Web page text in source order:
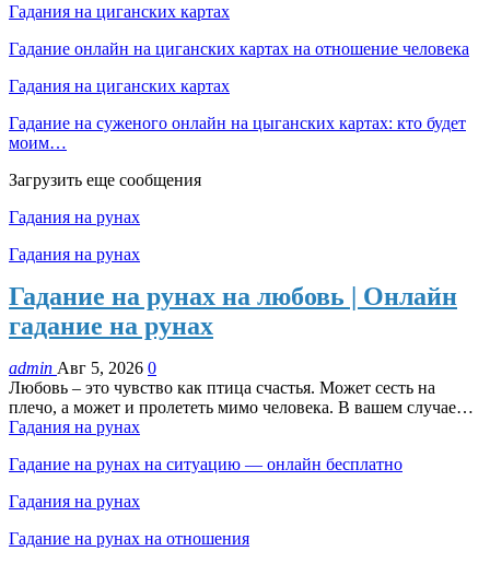
Гадания на циганских картах
Гадание онлайн на циганских картах на отношение человека
Гадания на циганских картах
Гадание на суженого онлайн на цыганских картах: кто будет
моим…
Загрузить еще сообщения
Гадания на рунах
Гадания на рунах
Гадание на рунах на любовь | Онлайн
гадание на рунах
admin Авг 5, 2026 0
Любовь – это чувство как птица счастья. Может сесть на
плечо, а может и пролететь мимо человека. В вашем случае…
Гадания на рунах
Гадание на рунах на ситуацию — онлайн бесплатно
Гадания на рунах
Гадание на рунах на отношения